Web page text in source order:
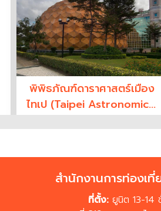
พิพิธภัณฑ์ดาราศาสตร์เมือง
ไทเป (Taipei Astronomical
Museum)
สำนักงานการท่องเที่
ที่ตั้ง: ยูนิต 13-14